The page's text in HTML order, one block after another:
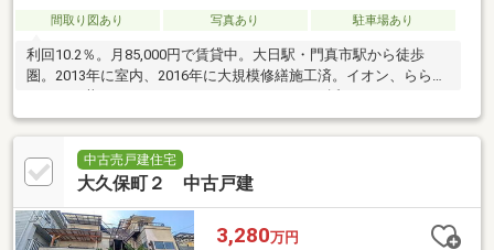
間取り図あり 写真あり 駐車場あり
利回10.2％。月85,000円で賃貸中。大日駅・門真市駅から徒歩
圏。2013年に室内、2016年に大規模修繕施工済。イオン、ららぽ
中古売戸建住宅
大久保町２ 中古戸建
3,280万円